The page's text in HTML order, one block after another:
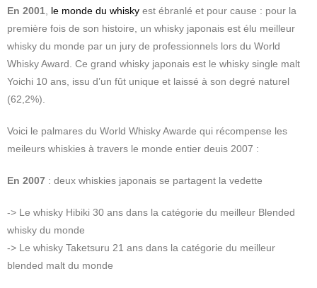
En 2001 le monde du whisky est ébranlé et pour cause : pour la
première fois de son histoire, un whisky japonais est élu meilleur
whisky du monde par un jury de professionnels lors du World
Whisky Award. Ce grand whisky japonais est le whisky single malt
Yoichi 10 ans, issu d’un fût unique et laissé à son degré naturel
(62,2%).
Voici le palmares du World Whisky Awarde qui récompense les
meileurs whiskies à travers le monde entier deuis 2007 :
En 2007 : deux whiskies japonais se partagent la vedette
-> Le whisky Hibiki 30 ans dans la catégorie du meilleur Blended
whisky du monde
-> Le whisky Taketsuru 21 ans dans la catégorie du meilleur
blended malt du monde